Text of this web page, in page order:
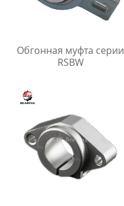
Обгонная муфта серии
RSBW